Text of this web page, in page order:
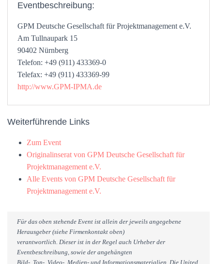
Eventbeschreibung:
GPM Deutsche Gesellschaft für Projektmanagement e.V.
Am Tullnaupark 15
90402 Nürnberg
Telefon: +49 (911) 433369-0
Telefax: +49 (911) 433369-99
http://www.GPM-IPMA.de
Weiterführende Links
Zum Event
Originalinserat von GPM Deutsche Gesellschaft für
Projektmanagement e.V.
Alle Events von GPM Deutsche Gesellschaft für
Projektmanagement e.V.
Für das oben stehende Event ist allein der jeweils angegebene
Herausgeber (siehe Firmenkontakt oben)
verantwortlich. Dieser ist in der Regel auch Urheber der
Eventbeschreibung, sowie der angehängten
Bild-, Ton-, Video-, Medien- und Informationsmaterialien. Die United